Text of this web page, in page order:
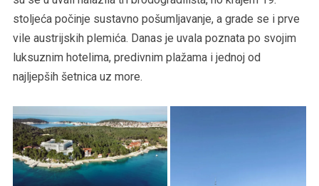
stoljeća počinje sustavno pošumljavanje, a grade se i prve
vile austrijskih plemića. Danas je uvala poznata po svojim
luksuznim hotelima, predivnim plažama i jednoj od
najljepših šetnica uz more.